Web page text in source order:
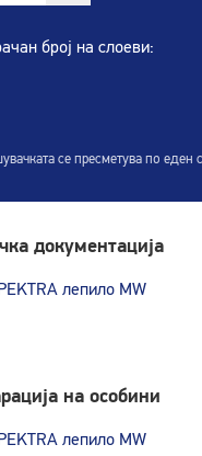
број на слоеви:
се пресметува по еден
документација
лепило MW
на особини
лепило MW